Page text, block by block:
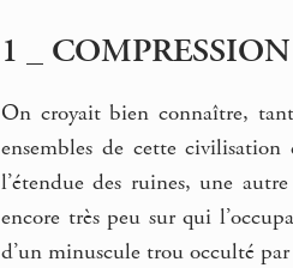
1 _ COMPRESSION
On croyait bien connaître,
ensembles de cette
l’étendue des ruines, une
encore très peu sur qui
d’un minuscule trou occulté par